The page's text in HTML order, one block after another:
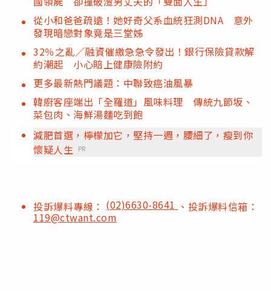
從小和爸爸疏遠！她好奇父系血統狂測DNA 意外
發現暗戀對象竟是三堂姊
32％之亂／融資催繳急急令發出！銀行保險貸款解
約潮起 小心賠上健康險附約
更多最新熱門議題：中聯致癌油風暴
韓廚客座端出「全羅道」風味料理 傳統九節坂、
菜包肉、海鮮湯麵吃到飽
減肥首選，檸檬加它，堅持一週，腰細了，瘦到你
懷疑人生 PR
投訴爆料專線： (02)6630-8641 、投訴爆料信箱：
119@ctwant.com